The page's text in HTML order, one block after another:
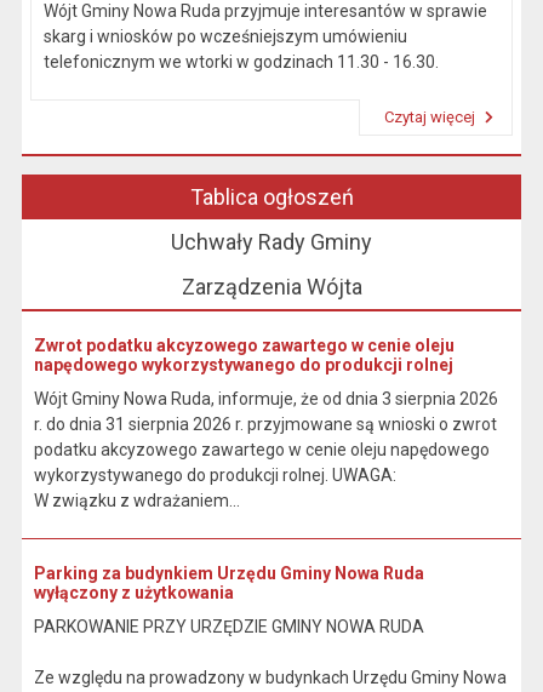
Wójt Gminy Nowa Ruda przyjmuje interesantów w sprawie
skarg i wniosków po wcześniejszym umówieniu
telefonicznym we wtorki w godzinach 11.30 - 16.30.
Czytaj więcej
Tablica ogłoszeń
Uchwały Rady Gminy
Zarządzenia Wójta
Zwrot podatku akcyzowego zawartego w cenie oleju
napędowego wykorzystywanego do produkcji rolnej
Wójt Gminy Nowa Ruda, informuje, że od dnia 3 sierpnia 2026
r. do dnia 31 sierpnia 2026 r. przyjmowane są wnioski o zwrot
podatku akcyzowego zawartego w cenie oleju napędowego
wykorzystywanego do produkcji rolnej. UWAGA:
W związku z wdrażaniem...
Parking za budynkiem Urzędu Gminy Nowa Ruda
wyłączony z użytkowania
PARKOWANIE PRZY URZĘDZIE GMINY NOWA RUDA
Ze względu na prowadzony w budynkach Urzędu Gminy Nowa